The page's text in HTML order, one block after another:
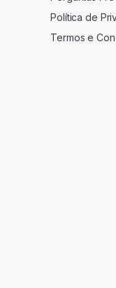
Política de
Termos e